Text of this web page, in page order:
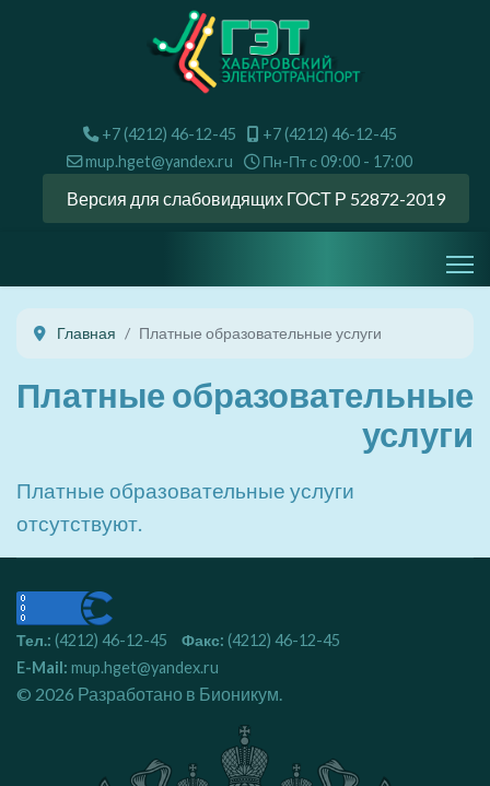
+7 (4212) 46-12-45
+7 (4212) 46-12-45
mup.hget@yandex.ru
Пн-Пт с 09:00 - 17:00
Версия для слабовидящих ГОСТ Р 52872-2019
Главная Платные образовательные услуги
Платные образовательные
услуги
Платные образовательные услуги
отсутствуют.
Тел.: (4212) 46-12-45 Факс: (4212) 46-12-45
E-Mail: mup.hget@yandex.ru
© 2026 Разработано в Бионикум.